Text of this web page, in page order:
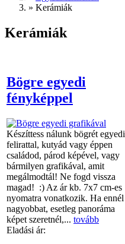
» Kerámiák
Kerámiák
Bögre egyedi
fényképpel
Készíttess nálunk bögrét egyedi
felirattal, kutyád vagy éppen
családod, párod képével, vagy
bármilyen grafikával, amit
megálmodtál! Ne fogd vissza
magad! :) Az ár kb. 7x7 cm-es
nyomatra vonatkozik. Ha ennél
nagyobbat, esetleg panoráma
képet szeretnél,... tovább
Eladási ár: